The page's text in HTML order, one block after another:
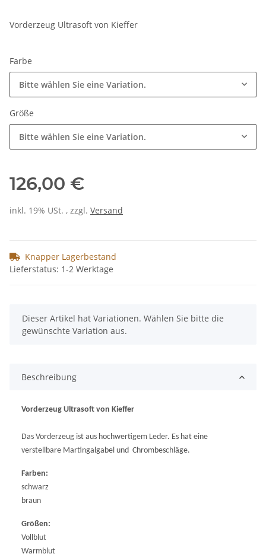
Vorderzeug Ultrasoft von Kieffer
Farbe
Bitte wählen Sie eine Variation.
Größe
Bitte wählen Sie eine Variation.
126,00 €
inkl. 19% USt. , zzgl. Versand
Knapper Lagerbestand
Lieferstatus: 1-2 Werktage
x
Dieser Artikel hat Variationen. Wählen Sie bitte die
gewünschte Variation aus.
Beschreibung
Vorderzeug Ultrasoft von Kieffer
Das Vorderzeug ist aus hochwertigem Leder. Es hat eine
verstellbare Martingalgabel und Chrombeschläge.
Farben:
schwarz
braun
Größen:
Vollblut
Warmblut